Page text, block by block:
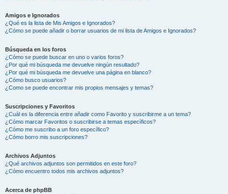
Amigos e Ignorados
¿Qué es la lista de Mis Amigos e Ignorados?
¿Cómo se puede añadir o borrar usuarios de mi lista de Amigos e Ignorados?
Búsqueda en los foros
¿Cómo se puede buscar en uno o varios foros?
¿Por qué mi búsqueda me devuelve ningún resultado?
¿Por qué mi búsqueda me devuelve una página en blanco?
¿Cómo busco usuarios?
¿Como se puede encontrar mis propios mensajes y temas?
Suscripciones y Favoritos
¿Cuál es la diferencia entre añadir como Favorito y suscribirme a un tema?
¿Cómo marcar Favoritos o suscribirse a temas específicos?
¿Cómo me suscribo a un foro específico?
¿Cómo borro mis suscripciones?
Archivos Adjuntos
¿Qué archivos adjuntos son permitidos en este foro?
¿Cómo encuentro todos mis archivos adjuntos?
Acerca de phpBB